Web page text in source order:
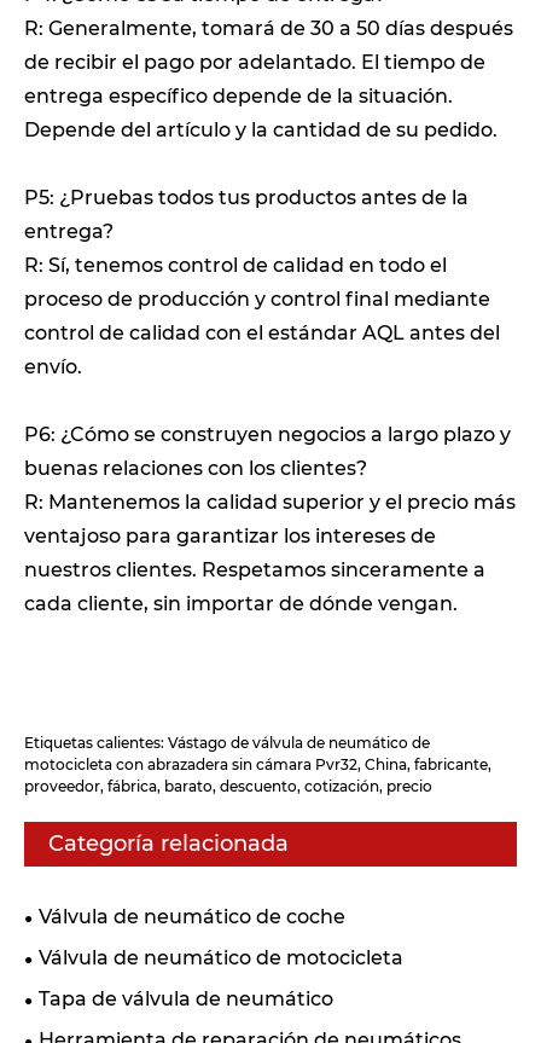
R: Generalmente, tomará de 30 a 50 días después
de recibir el pago por adelantado. El tiempo de
entrega específico depende de la situación.
Depende del artículo y la cantidad de su pedido.
P5: ¿Pruebas todos tus productos antes de la
entrega?
R: Sí, tenemos control de calidad en todo el
proceso de producción y control final mediante
control de calidad con el estándar AQL antes del
envío.
P6: ¿Cómo se construyen negocios a largo plazo y
buenas relaciones con los clientes?
R: Mantenemos la calidad superior y el precio más
ventajoso para garantizar los intereses de
nuestros clientes. Respetamos sinceramente a
cada cliente, sin importar de dónde vengan.
Etiquetas calientes: Vástago de válvula de neumático de
motocicleta con abrazadera sin cámara Pvr32, China, fabricante,
proveedor, fábrica, barato, descuento, cotización, precio
Categoría relacionada
Válvula de neumático de coche
Válvula de neumático de motocicleta
Tapa de válvula de neumático